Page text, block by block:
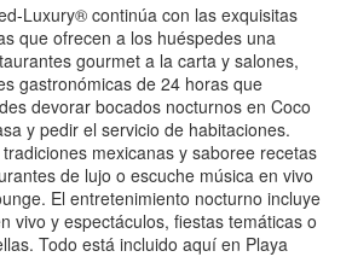
Luxury® continúa con las exquisitas
que ofrecen a los huéspedes una
gourmet a la carta y salones,
gastronómicas de 24 horas que
devorar bocados nocturnos en Coco
y pedir el servicio de habitaciones.
mexicanas y saboree recetas
de lujo o escuche música en vivo
El entretenimiento nocturno incluye
vivo y espectáculos, fiestas temáticas o
Todo está incluido aquí en Playa